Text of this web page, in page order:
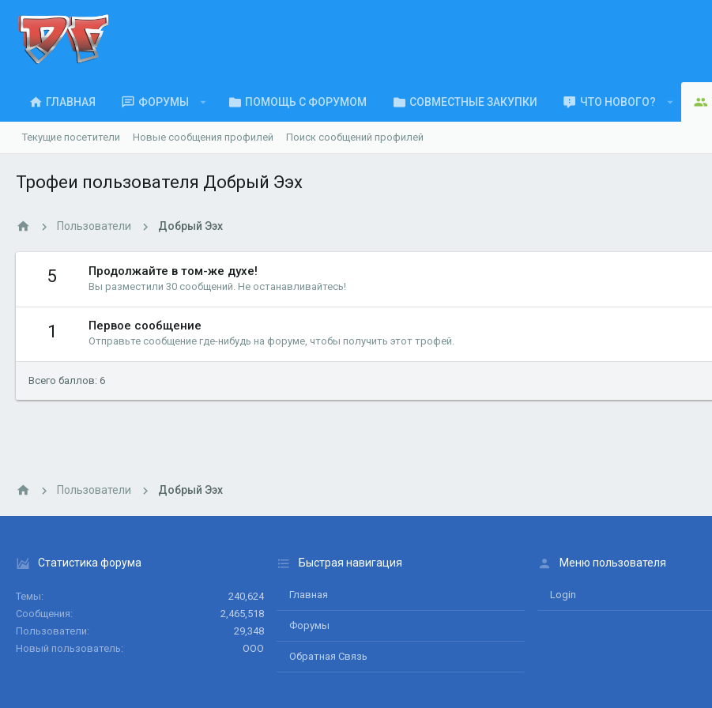
ГЛАВНАЯ ФОРУМЫ ПОМОЩЬ С ФОРУМОМ СОВМЕСТНЫЕ ЗАКУПКИ ЧТО НОВОГО?
Текущие посетители Новые сообщения профилей Поиск сообщений профилей
Трофеи пользователя Добрый Ээх
Пользователи Добрый Ээх
5 Продолжайте в том-же духе!
Вы разместили 30 сообщений. Не останавливайтесь!
1 Первое сообщение
Отправьте сообщение где-нибудь на форуме, чтобы получить этот трофей.
Всего баллов: 6
Пользователи Добрый Ээх
Статистика форума
Темы
240,624
Сообщения
2,465,518
Пользователи
29,348
Новый пользователь
ООО
Быстрая навигация
Главная
Форумы
Обратная Связь
Меню пользователя
Login